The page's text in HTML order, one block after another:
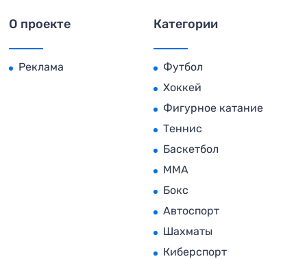
О проекте
Реклама
Категории
Футбол
Хоккей
Фигурное катание
Теннис
Баскетбол
MMA
Бокс
Автоспорт
Шахматы
Киберспорт